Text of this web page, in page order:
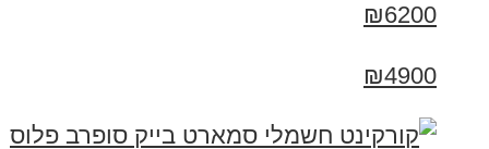
₪6200
₪4900